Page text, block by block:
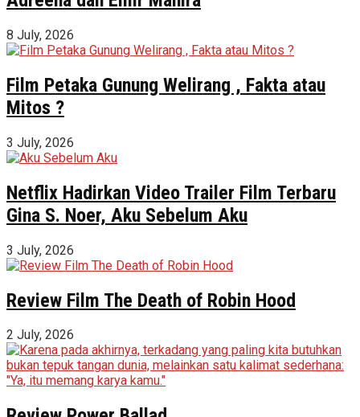
8 July, 2026
Film Petaka Gunung Welirang , Fakta atau
Mitos ?
3 July, 2026
Netflix Hadirkan Video Trailer Film Terbaru
Gina S. Noer, Aku Sebelum Aku
3 July, 2026
Review Film The Death of Robin Hood
2 July, 2026